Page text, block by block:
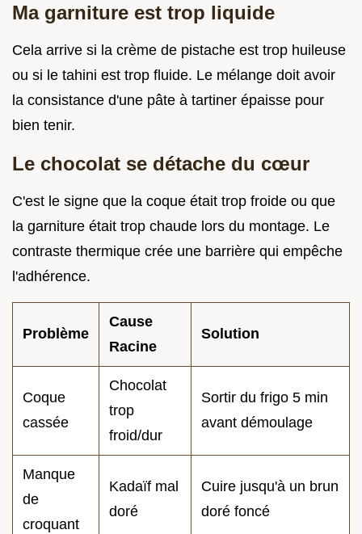
Ma garniture est trop liquide
Cela arrive si la crème de pistache est trop huileuse
ou si le tahini est trop fluide. Le mélange doit avoir
la consistance d'une pâte à tartiner épaisse pour
bien tenir.
Le chocolat se détache du cœur
C'est le signe que la coque était trop froide ou que
la garniture était trop chaude lors du montage. Le
contraste thermique crée une barrière qui empêche
l'adhérence.
Problème
Cause
Racine
Solution
Coque
cassée
Chocolat
trop
froid/dur
Sortir du frigo 5 min
avant démoulage
Manque
de
croquant
Kadaïf mal
doré
Cuire jusqu'à un brun
doré foncé